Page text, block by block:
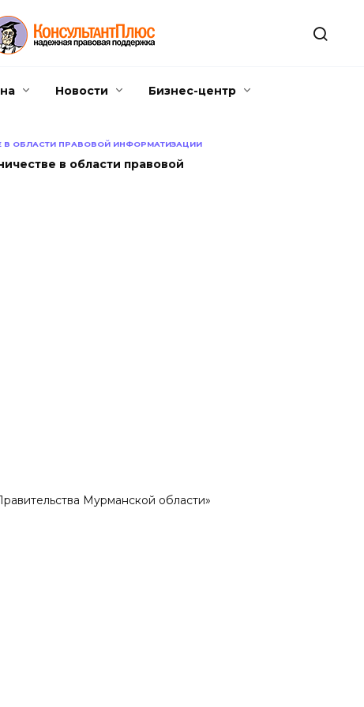
Новости Бизнес-центр
В ОБЛАСТИ ПРАВОВОЙ ИНФОРМАТИЗАЦИИ
в области правовой
Мурманской области»